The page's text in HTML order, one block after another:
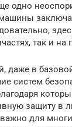
одно
так и на
даже в
систем
защиту в
для